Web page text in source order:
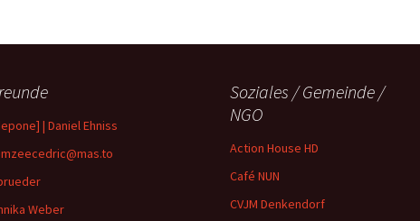
| Daniel Ehniss
Weber
Soziales / Gemeinde /
NGO
Action House HD
Café NUN
CVJM Denkendorf